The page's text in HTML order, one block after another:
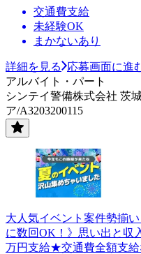
交通費支給
未経験OK
まかないあり
詳細を見る
応募画面に進
アルバイト・パート
シンテイ警備株式会社 茨
ア/A3203200115
大人気イベント案件勢揃
に数回OK！》思い出と収
万円支給★交通費全額支給